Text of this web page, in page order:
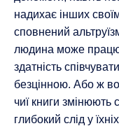
надихає інших
сповнений
людина може
здатність
безцінною. Або ж
чиї книги змінюють
глибокий слід у